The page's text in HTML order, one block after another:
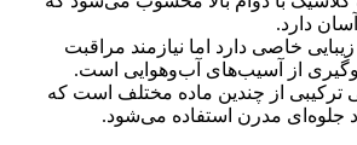
دارد.
خاصی دارد اما نیازمند مراقبت
از آسیب‌های آب‌وهوایی است.
ترکیبی از چندین ماده مختلف است که
جلوه‌ای مدرن استفاده می‌شود.